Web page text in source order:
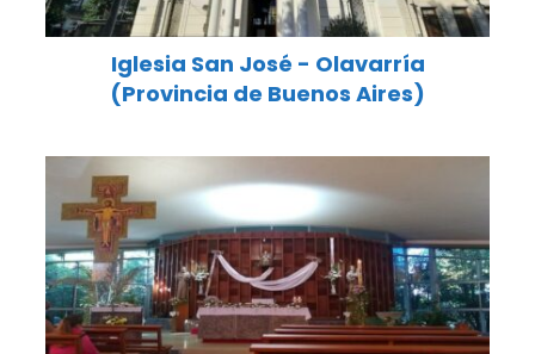
Iglesia San José - Olavarría
(Provincia de Buenos Aires)